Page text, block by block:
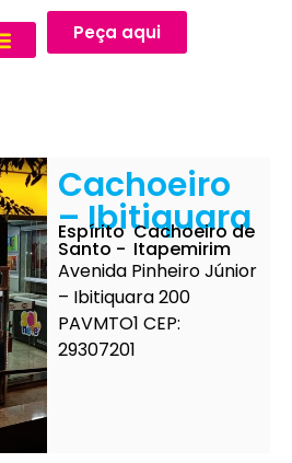
Peça aqui
Cachoeiro
– Ibitiquara
Espírito
Santo -
Cachoeiro de
Itapemirim
Avenida Pinheiro Júnior
– Ibitiquara 200
PAVMTO1 CEP:
29307201